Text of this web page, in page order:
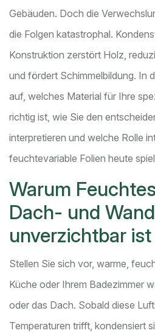
Gebäuden. Doch die
die Folgen katastrophal.
Konstruktion zerstört Holz,
und fördert Schimmelbildung. In
auf, welches Material für Ihre
richtig ist, wie Sie den
interpretieren und welche Rolle
feuchtevariable Folien heute
Warum
Dach- und
unverzichtbar ist
Stellen Sie sich vor, warme,
Küche oder Ihrem Badezimmer
oder das Dach. Sobald diese
Temperaturen trifft, kondensiert